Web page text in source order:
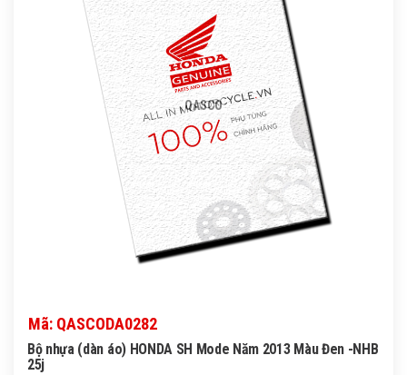
QASCO
Mã: QASCODA0282
Bộ nhựa (dàn áo) HONDA SH Mode Năm 2013 Màu Đen -NHB
25j